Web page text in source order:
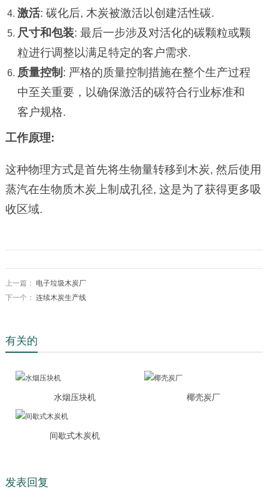
激活: 碳化后, 木炭被激活以创建活性碳.
尺寸和包装: 最后一步涉及对活化的碳颗粒或颗
粒进行调整以满足特定的客户需求.
质量控制 : 严格的质量控制措施在整个生产过程
中至关重要，以确保激活的碳符合行业标准和
客户规格.
工作原理:
这种物理方式是首先将生物量转移到木炭, 然后使用
蒸汽在生物质木炭上制成孔径, 这是为了获得更多吸
收区域.
上一篇： 电子垃圾木炭厂
下一个： 连续木炭生产线
有关的
水烟压块机 椰壳炭厂
间歇式木炭机
发表回复